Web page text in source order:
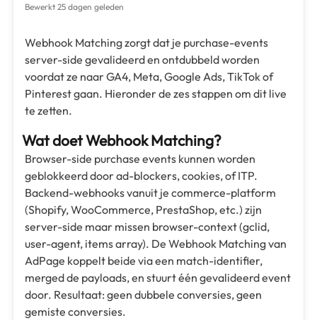
Bewerkt 25 dagen geleden
Webhook Matching zorgt dat je purchase-events
server-side gevalideerd en ontdubbeld worden
voordat ze naar GA4, Meta, Google Ads, TikTok of
Pinterest gaan. Hieronder de zes stappen om dit live
te zetten.
Wat doet Webhook Matching?
Browser-side purchase events kunnen worden
geblokkeerd door ad-blockers, cookies, of ITP.
Backend-webhooks vanuit je commerce-platform
(Shopify, WooCommerce, PrestaShop, etc.) zijn
server-side maar missen browser-context (gclid,
user-agent, items array). De Webhook Matching van
AdPage koppelt beide via een match-identifier,
merged de payloads, en stuurt één gevalideerd event
door. Resultaat: geen dubbele conversies, geen
gemiste conversies.